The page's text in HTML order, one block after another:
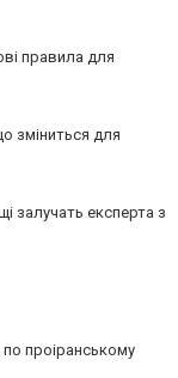
правила для
зміниться для
залучать експерта з
проіранському